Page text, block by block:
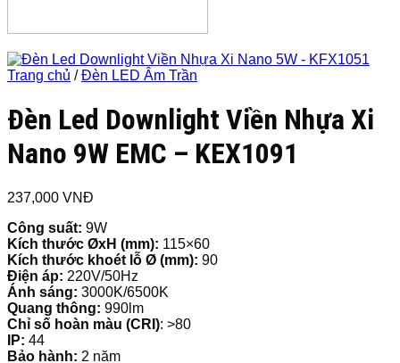
Trang chủ / Đèn LED Âm Trần
Đèn Led Downlight Viền Nhựa Xi
Nano 9W EMC – KEX1091
237,000 VNĐ
Công suất: 9W
Kích thước ØxH (mm): 115×60
Kích thước khoét lỗ Ø (mm): 90
Điện áp: 220V/50Hz
Ánh sáng: 3000K/6500K
Quang thông: 990lm
Chỉ số hoàn màu (CRI): >80
IP: 44
Bảo hành: 2 năm